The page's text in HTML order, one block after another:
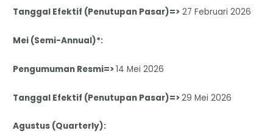
Tanggal Efektif (Penutupan Pasar)=> 27 Februari 2026
Mei (Semi-Annual)*:
Pengumuman Resmi=>14 Mei 2026
Tanggal Efektif (Penutupan Pasar)=>29 Mei 2026
Agustus (Quarterly):